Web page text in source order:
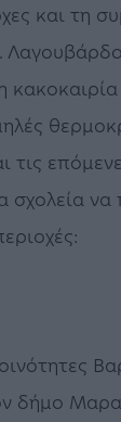
και τη
τις
σχολεία
δήμο